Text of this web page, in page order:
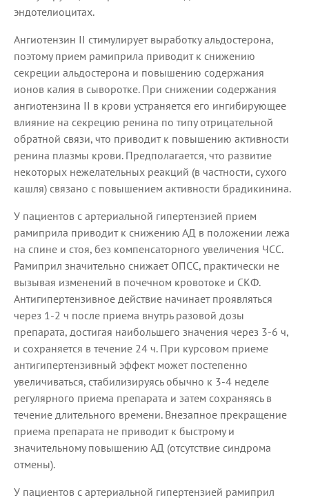
эндотелиоцитах.
Ангиотензин II стимулирует выработку альдостерона,
поэтому прием рамиприла приводит к снижению
секреции альдостерона и повышению содержания
ионов калия в сыворотке. При снижении содержания
ангиотензина II в крови устраняется его ингибирующее
влияние на секрецию ренина по типу отрицательной
обратной связи, что приводит к повышению активности
ренина плазмы крови. Предполагается, что развитие
некоторых нежелательных реакций (в частности, сухого
кашля) связано с повышением активности брадикинина.
У пациентов с артериальной гипертензией прием
рамиприла приводит к снижению АД в положении лежа
на спине и стоя, без компенсаторного увеличения ЧСС.
Рамиприл значительно снижает ОПСС, практически не
вызывая изменений в почечном кровотоке и СКФ.
Антигипертензивное действие начинает проявляться
через 1-2 ч после приема внутрь разовой дозы
препарата, достигая наибольшего значения через 3-6 ч,
и сохраняется в течение 24 ч. При курсовом приеме
антигипертензивный эффект может постепенно
увеличиваться, стабилизируясь обычно к 3-4 неделе
регулярного приема препарата и затем сохраняясь в
течение длительного времени. Внезапное прекращение
приема препарата не приводит к быстрому и
значительному повышению АД (отсутствие синдрома
отмены).
У пациентов с артериальной гипертензией рамиприл